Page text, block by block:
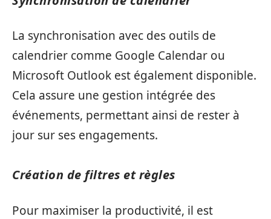
La synchronisation avec des outils de
calendrier comme Google Calendar ou
Microsoft Outlook est également disponible.
Cela assure une gestion intégrée des
événements, permettant ainsi de rester à
jour sur ses engagements.
Création de filtres et règles
Pour maximiser la productivité, il est